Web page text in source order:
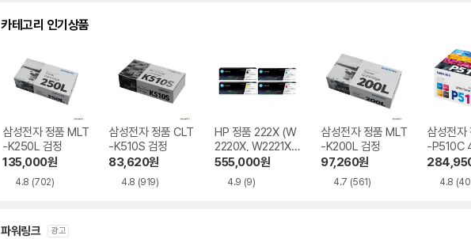
카테고리 인기상품
삼성전자 정품 MLT
-K250L 검정
135,000원
4.8 (702)
삼성전자 정품 CLT
-K510S 검정
83,620원
4.8 (919)
HP 정품 222X (W
2220X, W2221X,
W2222X, W2223
X) 4색 세트
555,000원
4.9 (9)
삼성전자 정품 MLT
-K200L 검정
97,260원
4.7 (561)
삼성전자
-P510C
4.8
파워링크 광고